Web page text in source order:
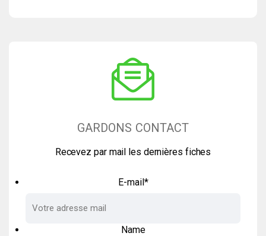
GARDONS CONTACT
Recevez par mail les dernières fiches
E-mail*
Name